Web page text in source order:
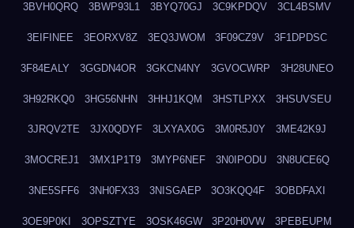
3BVH0QRQ 3BWP93L1 3BYQ70GJ 3C9KPDQV 3CL4BSMV
3EIFINEE 3EORXV8Z 3EQ3JWOM 3F09CZ9V 3F1DPDSC
3F84EALY 3GGDN4OR 3GKCN4NY 3GVOCWRP 3H28UNEO
3H92RKQ0 3HG56NHN 3HHJ1KQM 3HSTLPXX 3HSUVSEU
3JRQV2TE 3JX0QDYF 3LXYAX0G 3M0R5J0Y 3ME42K9J
3MOCREJ1 3MX1P1T9 3MYP6NEF 3N0IPODU 3N8UCE6Q
3NE5SFF6 3NH0FX33 3NISGAEP 3O3KQQ4F 3OBDFAXI
3OE9P0KI 3OPSZTYE 3OSK46GW 3P20H0VW 3PEBEUPM